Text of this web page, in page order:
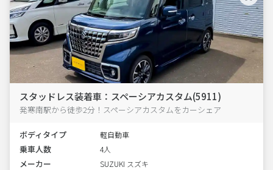
スタッドレス装着車：スペーシアカスタム(5911)
発寒南駅から徒歩2分！スペーシアカスタムをカーシェア
ボディタイプ 軽自動車
乗車人数 4人
メーカー SUZUKI スズキ